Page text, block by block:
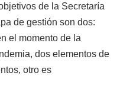
de la Secretaría
de gestión son dos:
el momento de la
dos elementos de
otro es